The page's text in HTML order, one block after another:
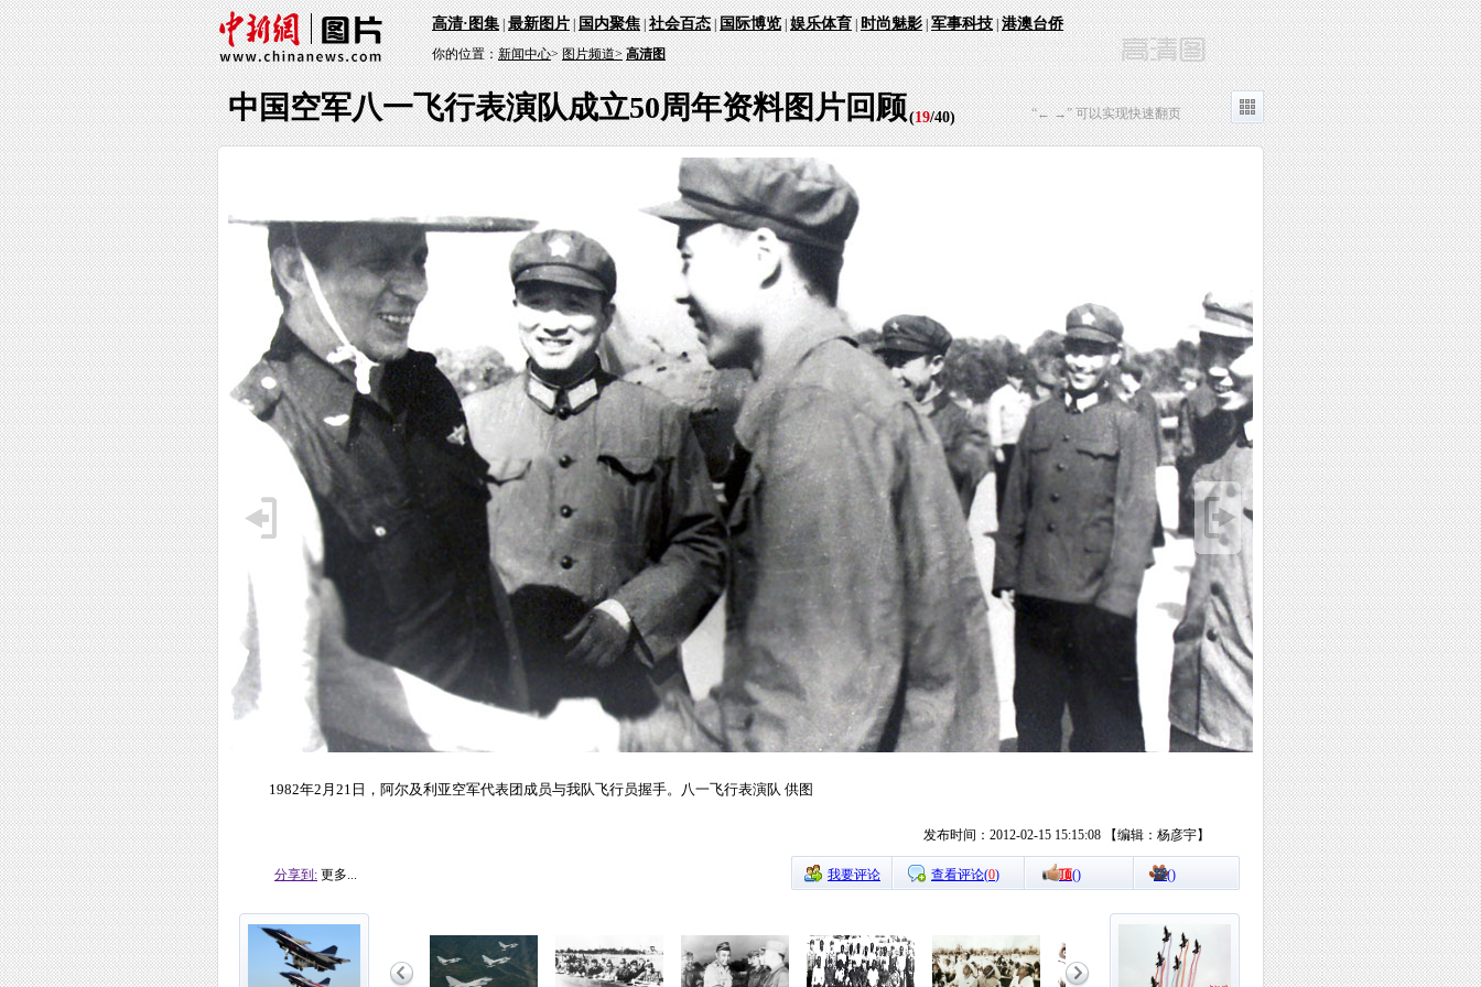
高清·图集|最新图片|国内聚焦|社会百态|国际博览|娱乐体育|时尚魅影|军事科技|港澳台侨
你的位置：新闻中心>图片频道> 高清图
中国空军八一飞行表演队成立50周年资料图片回顾(19/40) “← →” 可以实现快速翻页
1982年2月21日，阿尔及利亚空军代表团成员与我队飞行员握手。八一飞行表演队 供图
发布时间：2012-02-15 15:15:08 【编辑：杨彦宇】
分享到: 更多... 我要评论 查看评论(0) 顶() 踩()